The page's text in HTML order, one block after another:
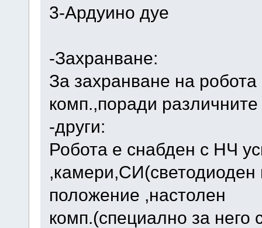
3-Ардуино дуе
-Захранване:
За захранване на
комп.,поради
-други:
Робота е снабден с НЧ
,камери,СИ(светодиоден
положение ,настолен
комп.(специално за него